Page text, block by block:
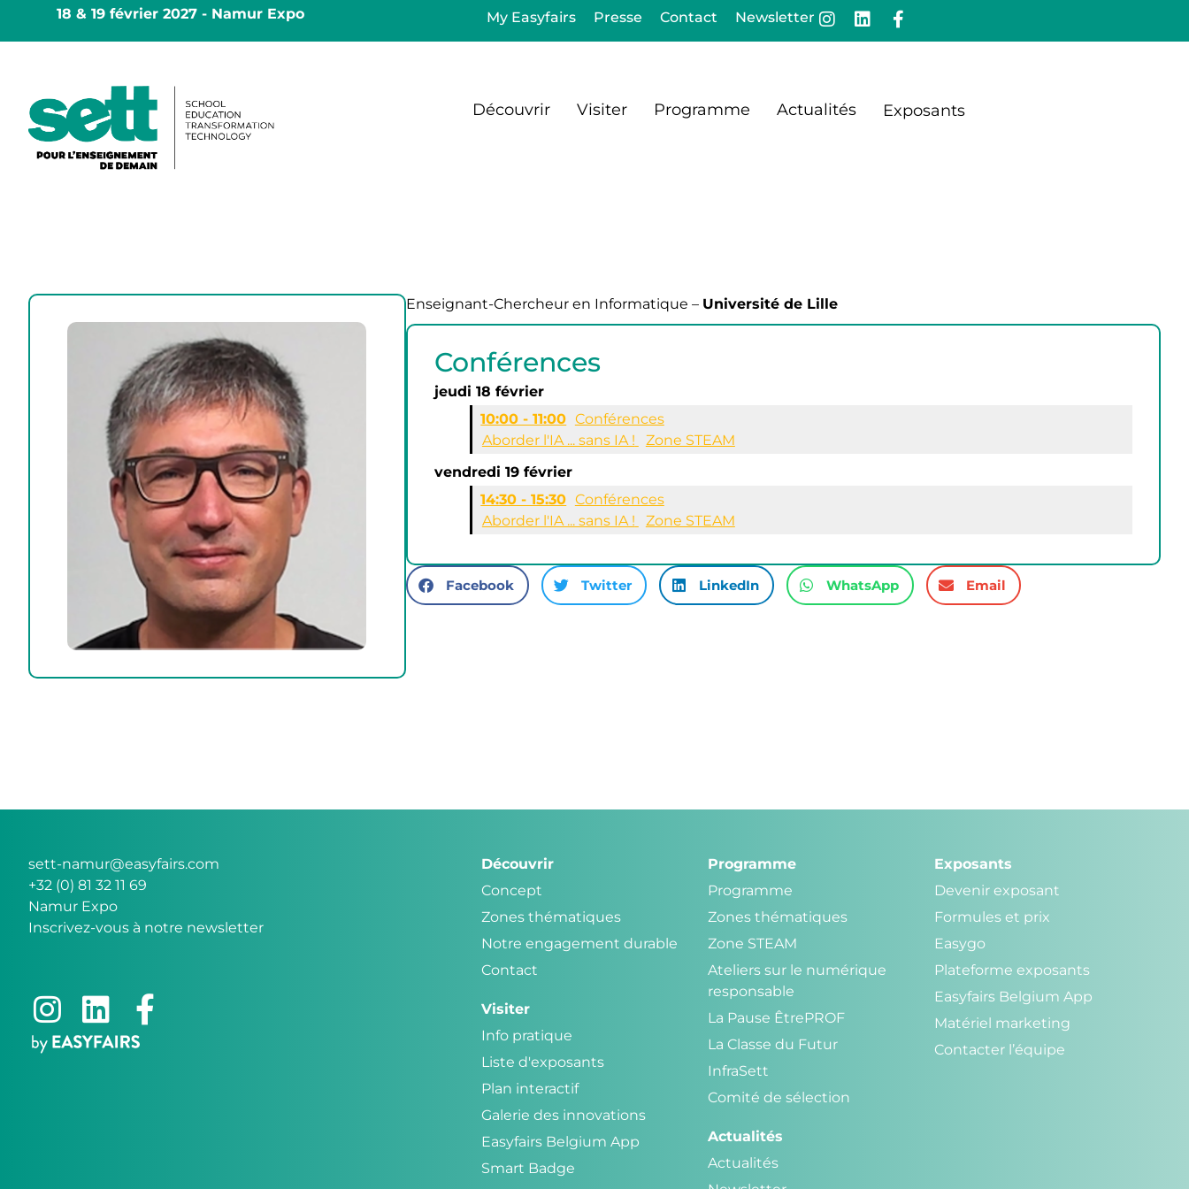
18 & 19 février 2027 - Namur Expo My Easyfairs Presse Contact Newsletter
Découvrir Visiter Programme Actualités Exposants
Enseignant-Chercheur en Informatique – Université de Lille
Conférences
jeudi 18 février
10:00 - 11:00 Conférences
Aborder l'IA ... sans IA !
Zone STEAM
vendredi 19 février
14:30 - 15:30 Conférences
Aborder l'IA ... sans IA !
Zone STEAM
Facebook Twitter LinkedIn WhatsApp Email
sett-namur@easyfairs.com
+32 (0) 81 32 11 69
Namur Expo
Inscrivez-vous à notre newsletter
Découvrir
Concept
Zones thématiques
Notre engagement durable
Contact
Visiter
Info pratique
Liste d'exposants
Plan interactif
Galerie des innovations
Easyfairs Belgium App
Smart Badge
Programme
Programme
Zones thématiques
Zone STEAM
Ateliers sur le numérique
responsable
La Pause ÊtrePROF
La Classe du Futur
InfraSett
Comité de sélection
Actualités
Actualités
Exposants
Devenir exposant
Formules et prix
Easygo
Plateforme exposants
Easyfairs Belgium App
Matériel marketing
Contacter l’équipe